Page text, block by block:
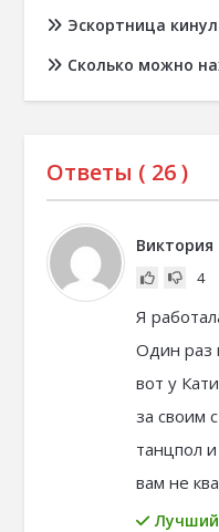
Эскортница
Сколько можно
Ответы ( 26)
Виктория
4
Я
Один раз
вот у
за своим
танцпол
вам не